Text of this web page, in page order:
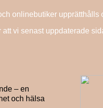
onlinebutiker upprätthålls
vi senast uppdaterade
– en
och hälsa